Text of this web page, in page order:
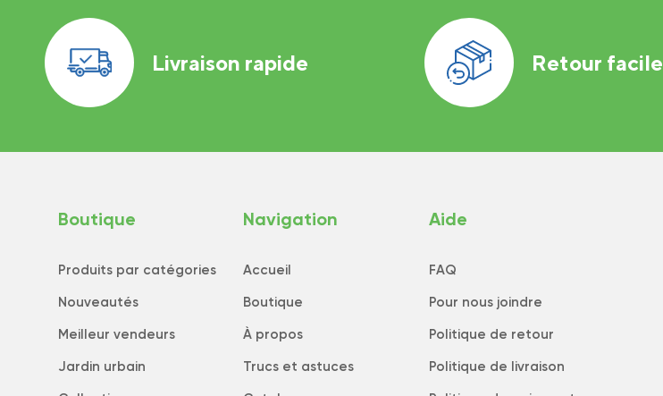
Livraison rapide Retour facile
Boutique
Produits par catégories
Nouveautés
Meilleur vendeurs
Jardin urbain
Navigation
Accueil
Boutique
À propos
Trucs et astuces
Aide
FAQ
Pour nous joindre
Politique de retour
Politique de livraison